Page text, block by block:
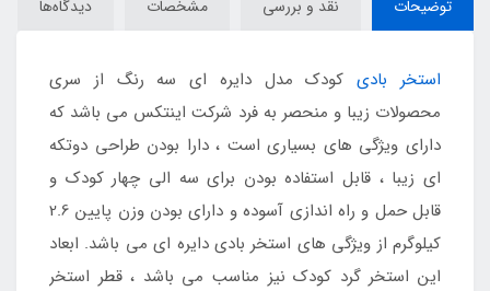
توضیحات نقد و بررسی مشخصات دیدگاه‌ها
استخر بادیکودک مدل دایره ای سه رنگ از سری
محصولات زیبا و منحصر به فرد شرکت اینتکس می باشد که
دارای ویژگی های بسیاری است ، دارا بودن طراحی دوتکه
ای زیبا ، قابل استفاده بودن برای سه الی چهار کودک و
قابل حمل و راه اندازی آسوده و دارای بودن وزن پایین 2.6
کیلوگرم از ویژگی های استخر بادی دایره ای می باشد. ابعاد
این استخر گرد کودک نیز مناسب می باشد ، قطر استخر